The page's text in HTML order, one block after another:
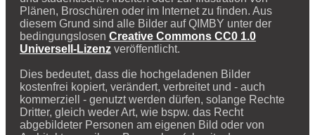
Plänen, Broschüren oder im Internet zu finden. Aus
diesem Grund sind alle Bilder auf QIMBY unter der
bedingungslosen Creative Commons CC0 1.0
Universell-Lizenz veröffentlicht.
Dies bedeutet, dass die hochgeladenen Bilder
kostenfrei kopiert, verändert, verbreitet und - auch
kommerziell - genutzt werden dürfen, solange Rechte
Dritter, gleich weder Art, wie bspw. das Recht
abgebildeter Personen am eigenen Bild oder von